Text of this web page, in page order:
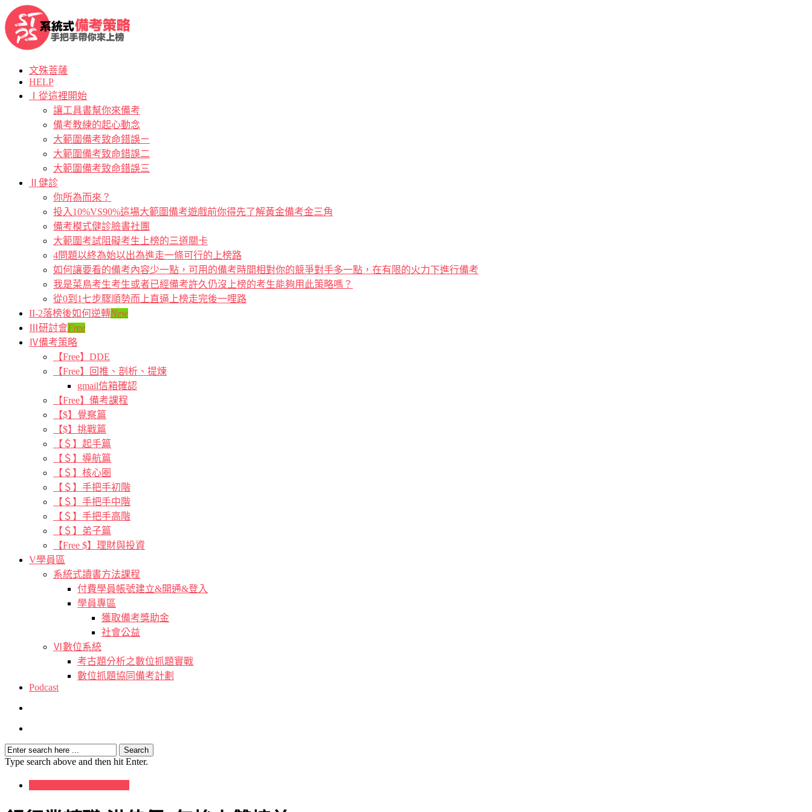
文殊菩薩
HELP
Ⅰ從這裡開始
讓工具書幫你來備考
備考教練的起心動念
大範圍備考致命錯誤ㄧ
大範圍備考致命錯誤二
大範圍備考致命錯誤三
Ⅱ健診
你所為而來？
投入10%VS90%這場大範圍備考遊戲前你得先了解黃金備考金三角
備考模式健診臉書社團
大範圍考試阻礙考生上榜的三道關卡
4問題以終為始以出為進走一條可行的上榜路
如何讓要看的備考內容少一點，可用的備考時間相對你的競爭對手多一點，在有限的火力下進行備考
我是菜鳥考生考生或者已經備考許久仍沒上榜的考生能夠用此策略嗎？
從0到1七步驟順勢而上直逼上榜走完後一哩路
II-2落榜後如何逆轉New
Ⅲ研討會Free
Ⅳ備考策略
【Free】DDE
【Free】回推、剖析、提煉
gmail信箱確認
【Free】備考課程
【$】覺察篇
【$】挑戰篇
【＄】起手篇
【＄】導航篇
【＄】核心圈
【＄】手把手初階
【＄】手把手中階
【＄】手把手高階
【＄】弟子篇
【Free $】理財與投資
V學員區
系統式讀書方法課程
付費學員帳號建立&開通&登入
學員專區
獲取備考獎助金
社會公益
Ⅵ數位系統
考古題分析之數位抓題實戰
數位抓題協同備考計劃
Podcast
Type search above and then hit Enter.